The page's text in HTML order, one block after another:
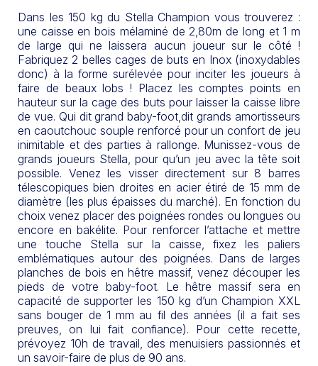
Dans les 150 kg du Stella Champion vous trouverez :
une caisse en bois mélaminé de 2,80m de long et 1 m
de large qui ne laissera aucun joueur sur le côté !
Fabriquez 2 belles cages de buts en Inox (inoxydables
donc) à la forme surélevée pour inciter les joueurs à
faire de beaux lobs ! Placez les comptes points en
hauteur sur la cage des buts pour laisser la caisse libre
de vue. Qui dit grand baby-foot,dit grands amortisseurs
en caoutchouc souple renforcé pour un confort de jeu
inimitable et des parties à rallonge. Munissez-vous de
grands joueurs Stella, pour qu’un jeu avec la tête soit
possible. Venez les visser directement sur 8 barres
télescopiques bien droites en acier étiré de 15 mm de
diamètre (les plus épaisses du marché). En fonction du
choix venez placer des poignées rondes ou longues ou
encore en bakélite. Pour renforcer l’attache et mettre
une touche Stella sur la caisse, fixez les paliers
emblématiques autour des poignées. Dans de larges
planches de bois en hêtre massif, venez découper les
pieds de votre baby-foot. Le hêtre massif sera en
capacité de supporter les 150 kg d’un Champion XXL
sans bouger de 1 mm au fil des années (il a fait ses
preuves, on lui fait confiance). Pour cette recette,
prévoyez 10h de travail, des menuisiers passionnés et
un savoir-faire de plus de 90 ans.